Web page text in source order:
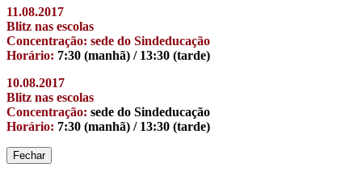
11.08.2017
Blitz nas escolas
Concentração: sede do Sindeducação
Horário: 7:30 (manhã) / 13:30 (tarde)
10.08.2017
Blitz nas escolas
Concentração: sede do Sindeducação
Horário: 7:30 (manhã) / 13:30 (tarde)
Fechar